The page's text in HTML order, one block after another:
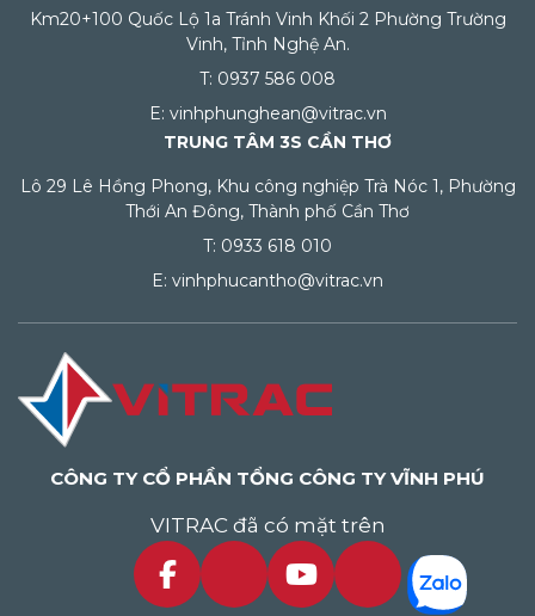
Km20+100 Quốc Lộ 1a Tránh Vinh Khối 2 Phường Trường
Vinh, Tỉnh Nghệ An.
T: 0937 586 008
E: vinhphunghean@vitrac.vn
TRUNG TÂM 3S CẦN THƠ
Lô 29 Lê Hồng Phong, Khu công nghiệp Trà Nóc 1, Phường
Thới An Đông, Thành phố Cần Thơ
T: 0933 618 010
E: vinhphucantho@vitrac.vn
CÔNG TY CỔ PHẦN TỔNG CÔNG TY VĨNH PHÚ
VITRAC đã có mặt trên